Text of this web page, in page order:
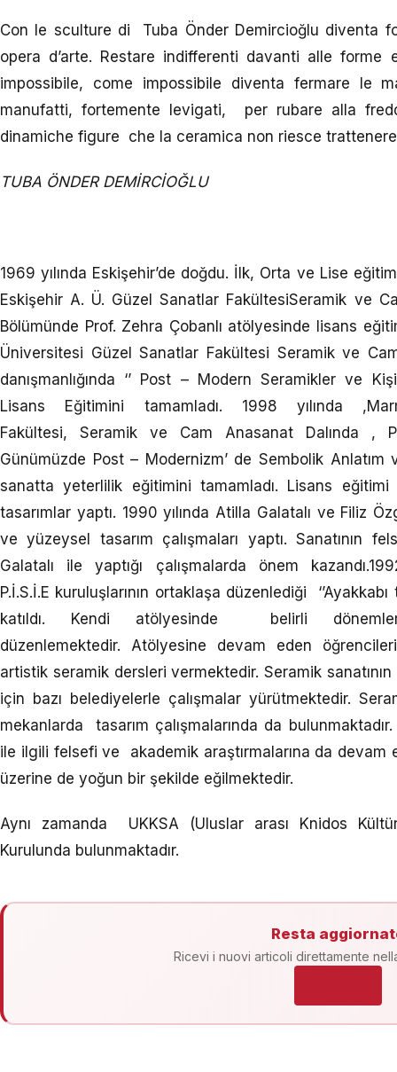
Con le sculture di Tuba Önder Demircioğlu diventa
opera d’arte. Restare indifferenti davanti alle
impossibile, come impossibile diventa fermare le
manufatti, fortemente levigati, per rubare alla
dinamiche figure che la ceramica non riesce
TUBA ÖNDER DEMİRCİOĞLU
1969 yılında Eskişehir’de doğdu. İlk, Orta ve Lise
Eskişehir A. Ü. Güzel Sanatlar FakültesiSeramik ve
Bölümünde Prof. Zehra Çobanlı atölyesinde lisans
Üniversitesi Güzel Sanatlar Fakültesi Seramik ve
danışmanlığında ‘’ Post – Modern Seramikler ve
Lisans Eğitimini tamamladı. 1998 yılında
Fakültesi, Seramik ve Cam Anasanat Dalında ,
Günümüzde Post – Modernizm’ de Sembolik
sanatta yeterlilik eğitimini tamamladı. Lisans eğitimi
tasarımlar yaptı. 1990 yılında Atilla Galatalı ve Filiz
ve yüzeysel tasarım çalışmaları yaptı. Sanatının
Galatalı ile yaptığı çalışmalarda önem
P.İ.S.İ.E kuruluşlarının ortaklaşa düzenlediği
katıldı. Kendi atölyesinde belirli
düzenlemektedir. Atölyesine devam eden
artistik seramik dersleri vermektedir. Seramik
için bazı belediyelerle çalışmalar yürütmektedir.
mekanlarda tasarım çalışmalarında da
ile ilgili felsefi ve akademik araştırmalarına da devam
üzerine de yoğun bir şekilde eğilmektedir.
Aynı zamanda UKKSA (Uluslar arası Knidos
Kurulunda bulunmaktadır.
Resta
Ricevi i nuovi articoli direttamente